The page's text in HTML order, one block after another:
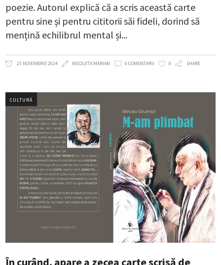
poezie. Autorul explică că a scris această carte
pentru sine și pentru cititorii săi fideli, dorind să
mențină echilibrul mental și
23 NOIEMBRIE 2024 NICOLETA MARIAN 0 COMENTARII 0 SHARE
CULTURĂ
În curând, apare a zecea carte scrisă de